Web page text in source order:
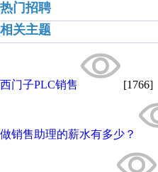
热门招聘
相关主题
西门子PLC销售 [1766]
做销售助理的薪水有多少？